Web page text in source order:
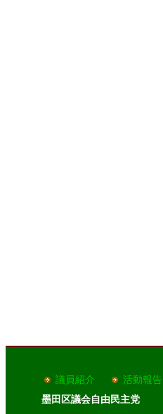
議員紹介 活動報告
墨田区議会自由民主党